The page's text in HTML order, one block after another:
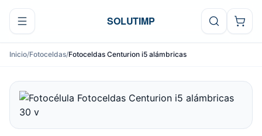
Ir al contenido
SOLUTIMP
Inicio/Fotoceldas/Fotoceldas Centurion i5 alámbricas